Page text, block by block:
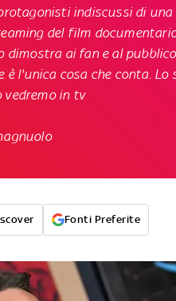
indiscussi di
del film
dimostra ai fan e al
è l'unica cosa che conta.
vedremo in tv
Fonti Preferite